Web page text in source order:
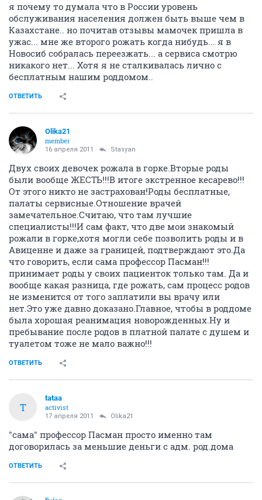
я почему то думала что в России уровень
обслуживания населения должен быть выше чем в
Казахстане.. но почитав отзывы мамочек пришла в
ужас... мне же второго рожать когда нибудь... я в
Новосиб собралась переезжать... а сервиса смотрю
никакого нет... Хотя я не сталкивалась лично с
бесплатным нашим роддомом..
ОТВЕТИТЬ
Olika21
member
16 апреля 2011 Stasyan
Двух своих девочек рожала в горке.Вторые роды
были вообще ЖЕСТЬ!!!В итоге экстренное кесарево!!!
От этого никто не застрахован!Роды бесплатные,
палаты сервисные.Отношение врачей
замечательное.Считаю, что там лучшие
специалисты!!!И сам факт, что две мои знакомый
рожали в горке,хотя могли себе позволить роды и в
Авиценне и даже за границей, подтверждают это.Да
что говорить, если сама профессор Пасман!!!
принимает роды у своих пациенток только там. Да и
вообще какая разница, где рожать, сам процесс родов
не изменится от того заплатили вы врачу или
нет.Это уже давно доказано.Главное, чтобы в роддоме
была хорошая реанимация новорожденных.Ну и
пребывание после родов в платной палате с душем и
туалетом тоже не мало важно!!!
ОТВЕТИТЬ
T
tataa
activist
17 апреля 2011 Olika21
"сама" профессор Пасман просто именно там
договорилась за меньшие деньги с адм. род.дома
ОТВЕТИТЬ